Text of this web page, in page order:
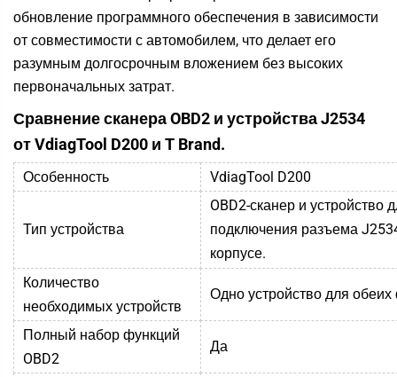
обновление программного обеспечения в зависимости
от совместимости с автомобилем, что делает его
разумным долгосрочным вложением без высоких
первоначальных затрат.
Сравнение сканера OBD2 и устройства J2534
от VdiagTool D200 и T Brand.
Особенность VdiagTool D200
Тип устройства
OBD2-сканер и устройство
подключения разъема
корпусе.
Количество
необходимых устройств
Одно устройство для
Полный набор функций
OBD2
Да